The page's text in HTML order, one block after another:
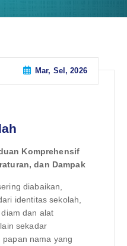
Mar, Sel, 2026
Komprehensif
dan Dampak
diabaikan,
identitas sekolah,
dan alat
sekadar
papan nama yang